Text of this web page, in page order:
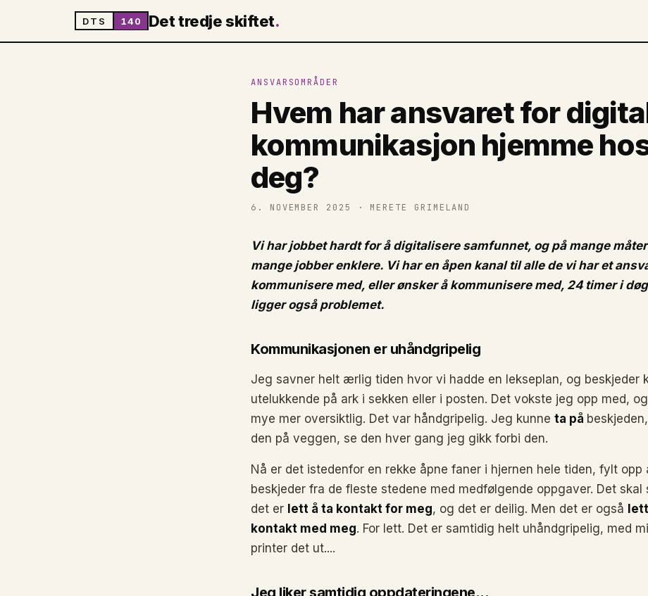
DTS 140 Det tredje skiftet.
ANSVARSOMRÅDER
Hvem har ansvaret for
kommunikasjon hjemme
deg?
6. NOVEMBER 2025 · MERETE GRIMELAND
Vi har jobbet hardt for å digitalisere samfunnet, og på mange
mange jobber enklere. Vi har en åpen kanal til alle de vi har et
kommunisere med, eller ønsker å kommunisere med, 24 timer i
ligger også problemet.
Kommunikasjonen er uhåndgripelig
Jeg savner helt ærlig tiden hvor vi hadde en lekseplan, og beskjeder
utelukkende på ark i sekken eller i posten. Det vokste jeg opp med,
mye mer oversiktlig. Det var håndgripelig. Jeg kunne ta på
den på veggen, se den hver gang jeg gikk forbi den.
Nå er det istedenfor en rekke åpne faner i hjernen hele tiden, fylt opp
beskjeder fra de fleste stedene med medfølgende oppgaver. Det skal
det er lett å ta kontakt for meg, og det er deilig. Men det er også
kontakt med meg. For lett. Det er samtidig helt uhåndgripelig, med
printer det ut....
Jeg liker samtidig oppdateringene...